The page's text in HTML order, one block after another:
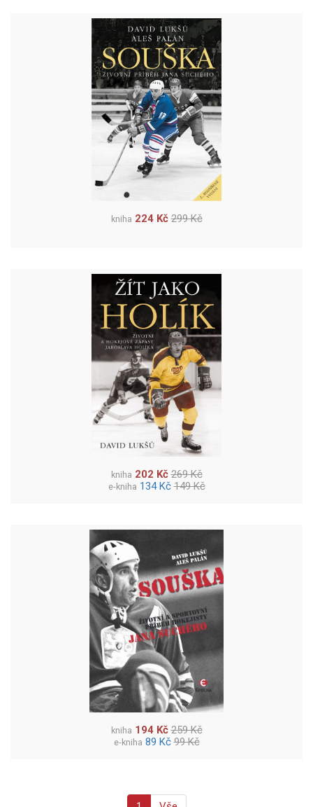
kniha 224 Kč 299 Kč
kniha 202 Kč 269 Kč
e-kniha 134 Kč 149 Kč
kniha 194 Kč 259 Kč
e-kniha 89 Kč 99 Kč